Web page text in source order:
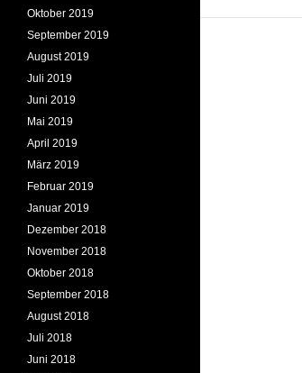
Oktober 2019
September 2019
August 2019
Juli 2019
Juni 2019
Mai 2019
April 2019
März 2019
Februar 2019
Januar 2019
Dezember 2018
November 2018
Oktober 2018
September 2018
August 2018
Juli 2018
Juni 2018